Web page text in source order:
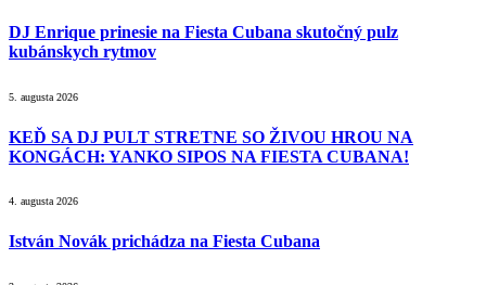
DJ Enrique prinesie na Fiesta Cubana skutočný pulz
kubánskych rytmov
5. augusta 2026
KEĎ SA DJ PULT STRETNE SO ŽIVOU HROU NA
KONGÁCH: YANKO SIPOS NA FIESTA CUBANA!
4. augusta 2026
István Novák prichádza na Fiesta Cubana